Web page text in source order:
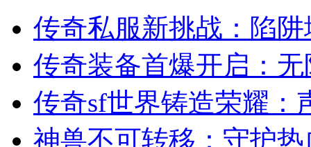
传奇私服新挑战：陷
传奇装备首爆开启：
传奇sf世界铸造荣耀：
神兽不可转移：守护